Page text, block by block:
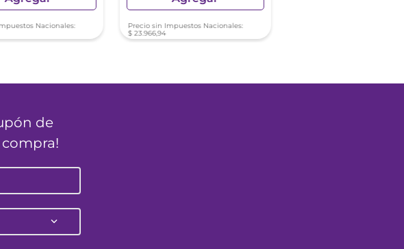
Nacionales:
Precio sin Impuestos Nacionales:
$ 23.966,94
de